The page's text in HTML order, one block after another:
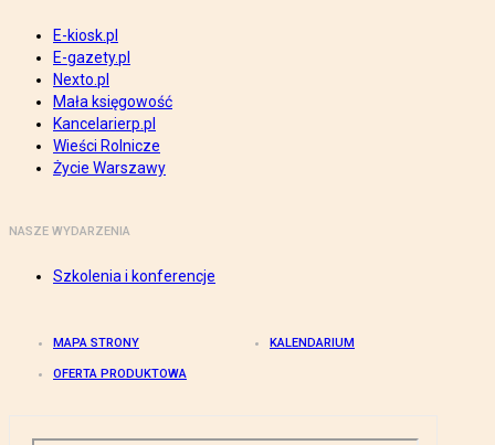
E-kiosk.pl
E-gazety.pl
Nexto.pl
Mała księgowość
Kancelarierp.pl
Wieści Rolnicze
Życie Warszawy
NASZE WYDARZENIA
Szkolenia i konferencje
MAPA STRONY KALENDARIUM
OFERTA PRODUKTOWA